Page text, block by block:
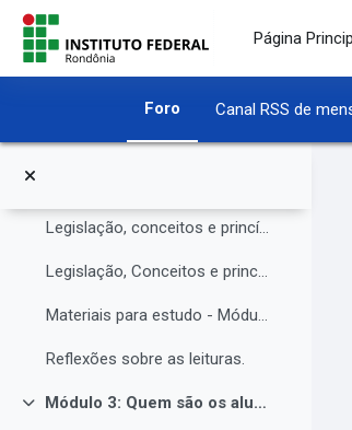
Salta al contenido principal
Página
Foro Canal RSS de
Compartilhando Saberes e Experiências.
Legislação, conceitos e princípios da educação inclusiva.
Legislação, Conceitos e princípios da educação inclusiva (parte 2)
Materiais para estudo - Módulo 2.
Reflexões sobre as leituras.
Colapsar
Módulo 3: Quem são os alunos da educação inclusiva.